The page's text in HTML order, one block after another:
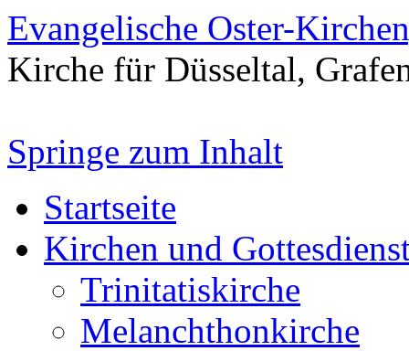
Evangelische Oster-
Kirche für Düsseltal,
Springe zum Inhalt
Startseite
Kirchen und
Trinitatiskirche
Melanchthonkirche